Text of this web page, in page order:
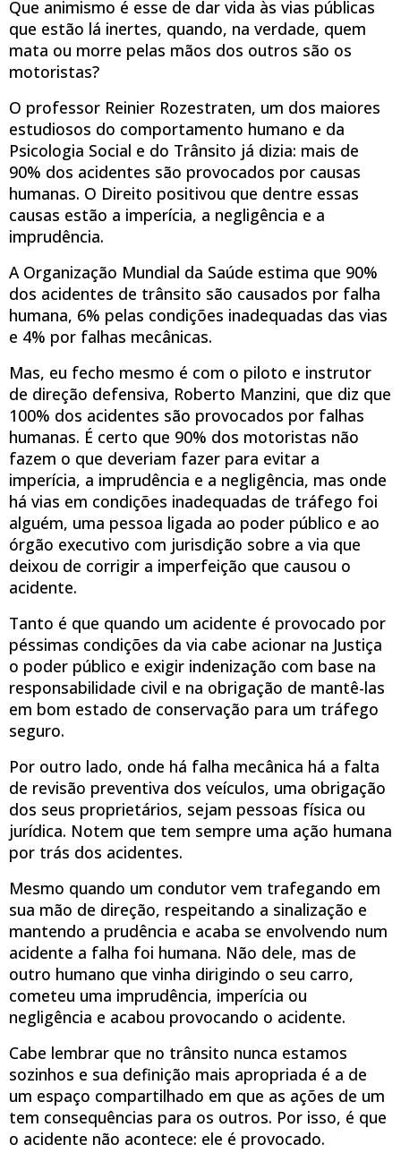
Que animismo é esse de dar vida às vias públicas
que estão lá inertes, quando, na verdade, quem
mata ou morre pelas mãos dos outros são os
motoristas?
O professor Reinier Rozestraten, um dos maiores
estudiosos do comportamento humano e da
Psicologia Social e do Trânsito já dizia: mais de
90% dos acidentes são provocados por causas
humanas. O Direito positivou que dentre essas
causas estão a imperícia, a negligência e a
imprudência.
A Organização Mundial da Saúde estima que 90%
dos acidentes de trânsito são causados por falha
humana, 6% pelas condições inadequadas das vias
e 4% por falhas mecânicas.
Mas, eu fecho mesmo é com o piloto e instrutor
de direção defensiva, Roberto Manzini, que diz que
100% dos acidentes são provocados por falhas
humanas. É certo que 90% dos motoristas não
fazem o que deveriam fazer para evitar a
imperícia, a imprudência e a negligência, mas onde
há vias em condições inadequadas de tráfego foi
alguém, uma pessoa ligada ao poder público e ao
órgão executivo com jurisdição sobre a via que
deixou de corrigir a imperfeição que causou o
acidente.
Tanto é que quando um acidente é provocado por
péssimas condições da via cabe acionar na Justiça
o poder público e exigir indenização com base na
responsabilidade civil e na obrigação de mantê-las
em bom estado de conservação para um tráfego
seguro.
Por outro lado, onde há falha mecânica há a falta
de revisão preventiva dos veículos, uma obrigação
dos seus proprietários, sejam pessoas física ou
jurídica. Notem que tem sempre uma ação humana
por trás dos acidentes.
Mesmo quando um condutor vem trafegando em
sua mão de direção, respeitando a sinalização e
mantendo a prudência e acaba se envolvendo num
acidente a falha foi humana. Não dele, mas de
outro humano que vinha dirigindo o seu carro,
cometeu uma imprudência, imperícia ou
negligência e acabou provocando o acidente.
Cabe lembrar que no trânsito nunca estamos
sozinhos e sua definição mais apropriada é a de
um espaço compartilhado em que as ações de um
tem consequências para os outros. Por isso, é que
o acidente não acontece: ele é provocado.